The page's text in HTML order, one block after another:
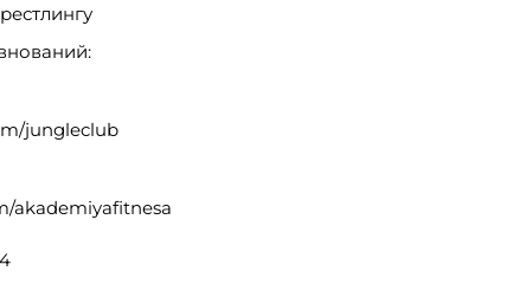
jungleclub
akademiyafitnesa